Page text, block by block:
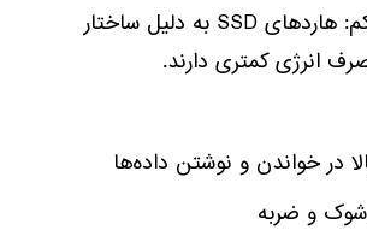
مصرف انرژی کم: هاردهای SSD به دلیل ساختار
انرژی کمتری دارند.
در خواندن و نوشتن داده‌ها
شوک و ضربه